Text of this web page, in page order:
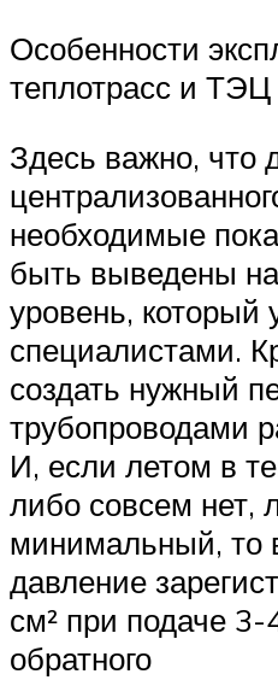
Особенности
теплотрасс и ТЭЦ
Здесь важно, что
необходимые
быть выведены
уровень, который
специалистами.
создать нужный
трубопроводами
И, если летом в
либо совсем нет,
минимальный, то
давление
см² при подаче 3-
обратного